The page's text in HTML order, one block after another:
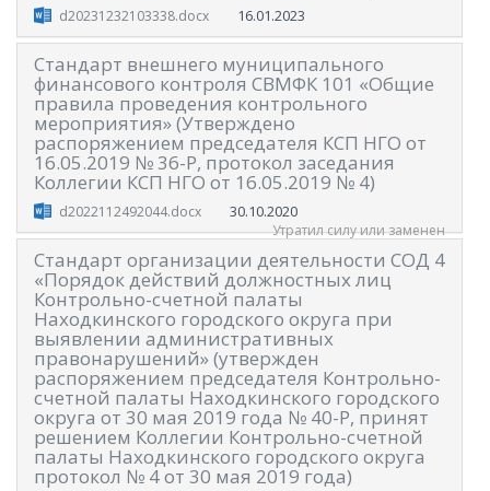
d20231232103338.docx 16.01.2023
Стандарт внешнего муниципального
финансового контроля СВМФК 101 «Общие
правила проведения контрольного
мероприятия» (Утверждено
распоряжением председателя КСП НГО от
16.05.2019 № 36-Р, протокол заседания
Коллегии КСП НГО от 16.05.2019 № 4)
d2022112492044.docx 30.10.2020
Утратил силу или заменен
Стандарт организации деятельности СОД 4
«Порядок действий должностных лиц
Контрольно-счетной палаты
Находкинского городского округа при
выявлении административных
правонарушений» (утвержден
распоряжением председателя Контрольно-
счетной палаты Находкинского городского
округа от 30 мая 2019 года № 40-Р, принят
решением Коллегии Контрольно-счетной
палаты Находкинского городского округа
протокол № 4 от 30 мая 2019 года)